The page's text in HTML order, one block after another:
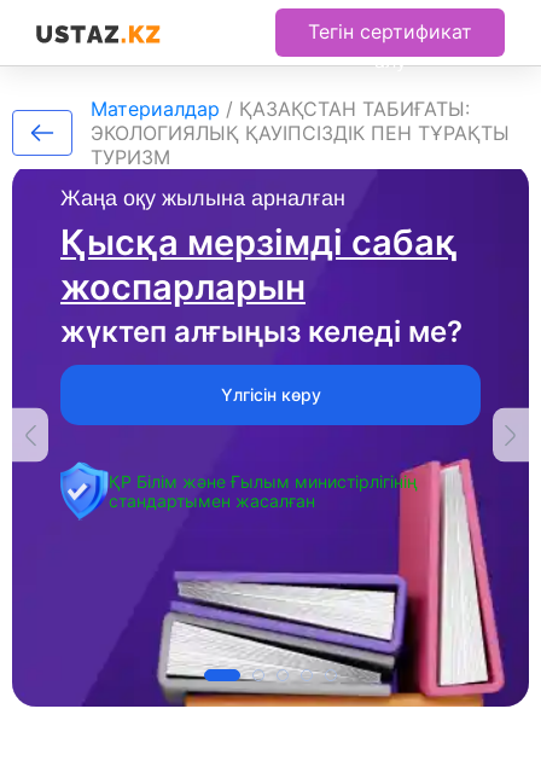
Тегін сертификат
алу
Жаңа оқу жылына арналған
Қысқа мерзімді сабақ
жоспарларын
жүктеп алғыңыз келеді ме?
Үлгісін көру
ҚР Білім және Ғылым министірлігінің
стандартымен жасалған
Материалдар / ҚАЗАҚСТАН ТАБИҒАТЫ:
ЭКОЛОГИЯЛЫҚ ҚАУІПСІЗДІК ПЕН ТҰРАҚТЫ
ТУРИЗМ